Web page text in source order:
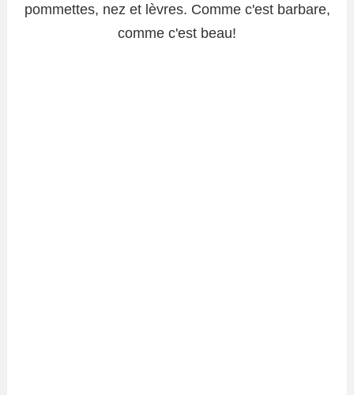
pommettes, nez et lèvres. Comme c'est barbare,
comme c'est beau!